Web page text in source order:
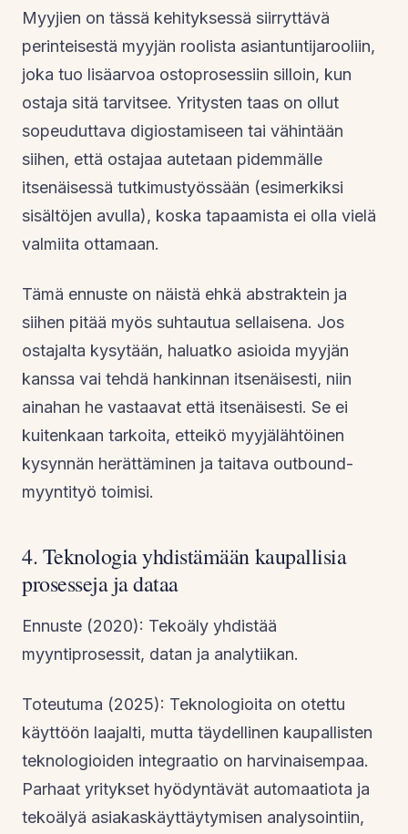
Myyjien on tässä kehityksessä siirryttävä
perinteisestä myyjän roolista asiantuntijarooliin,
joka tuo lisäarvoa ostoprosessiin silloin, kun
ostaja sitä tarvitsee. Yritysten taas on ollut
sopeuduttava digiostamiseen tai vähintään
siihen, että ostajaa autetaan pidemmälle
itsenäisessä tutkimustyössään (esimerkiksi
sisältöjen avulla), koska tapaamista ei olla vielä
valmiita ottamaan.
Tämä ennuste on näistä ehkä abstraktein ja
siihen pitää myös suhtautua sellaisena. Jos
ostajalta kysytään, haluatko asioida myyjän
kanssa vai tehdä hankinnan itsenäisesti, niin
ainahan he vastaavat että itsenäisesti. Se ei
kuitenkaan tarkoita, etteikö myyjälähtöinen
kysynnän herättäminen ja taitava outbound-
myyntityö toimisi.
4. Teknologia yhdistämään kaupallisia
prosesseja ja dataa
Ennuste (2020): Tekoäly yhdistää
myyntiprosessit, datan ja analytiikan.
Toteutuma (2025): Teknologioita on otettu
käyttöön laajalti, mutta täydellinen kaupallisten
teknologioiden integraatio on harvinaisempaa.
Parhaat yritykset hyödyntävät automaatiota ja
tekoälyä asiakaskäyttäytymisen analysointiin,